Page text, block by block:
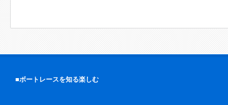
■ボートレースを知る楽しむ